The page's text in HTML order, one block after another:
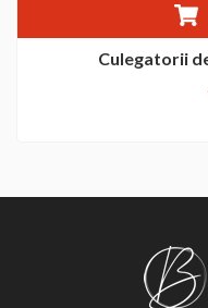
Culegatorii